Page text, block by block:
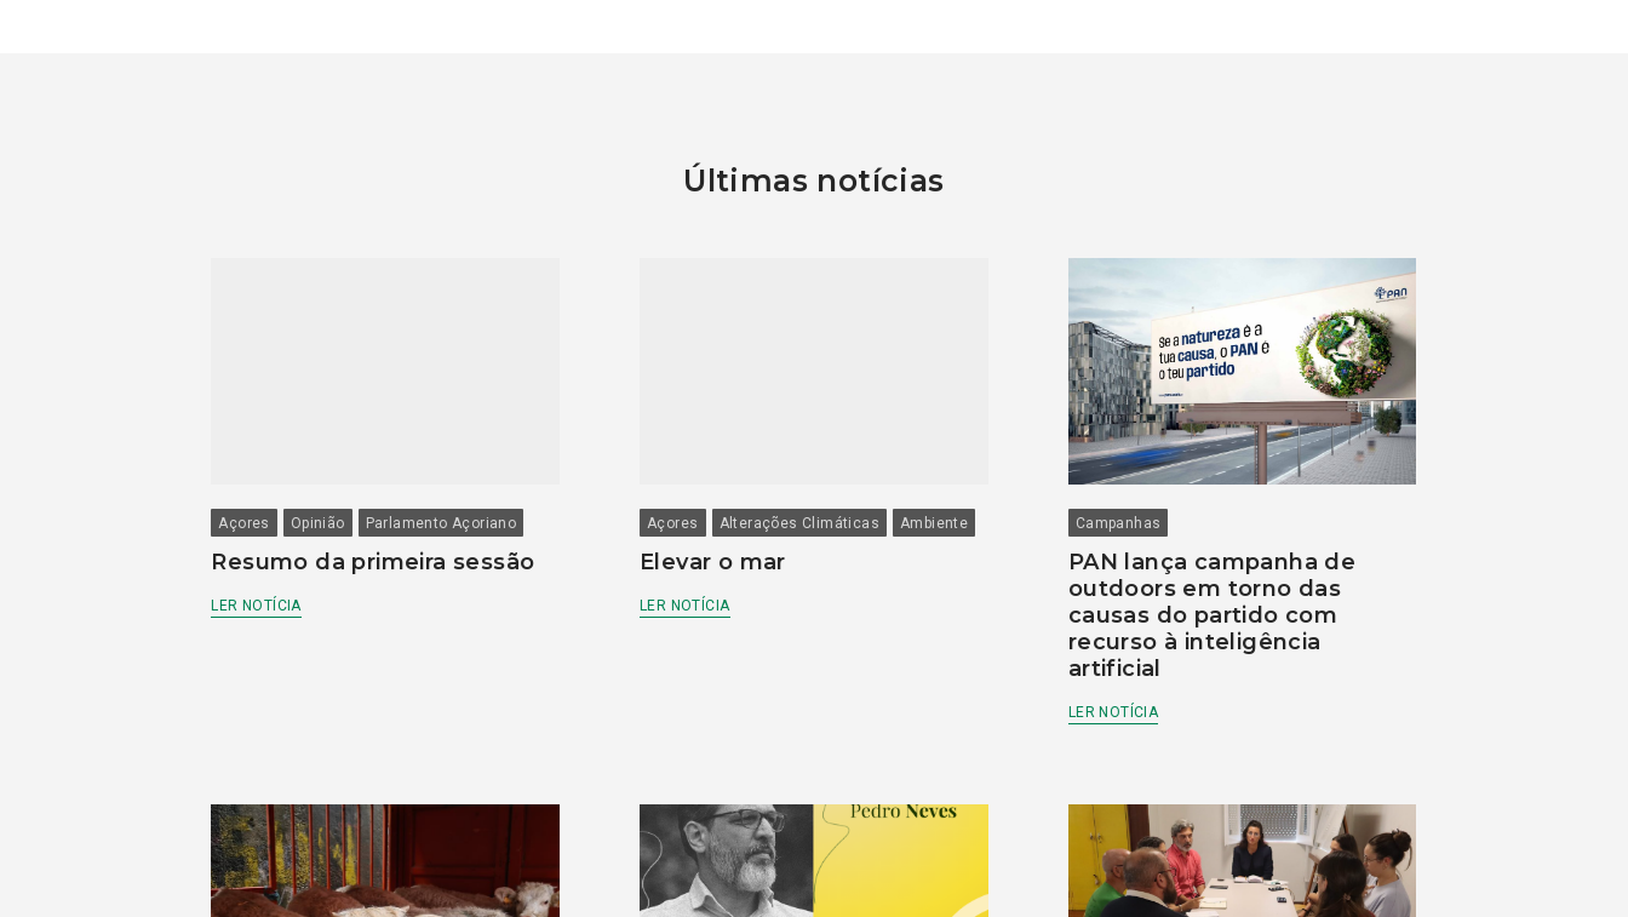
Últimas notícias
Açores Opinião Parlamento Açoriano
Resumo da primeira sessão
LER NOTÍCIA
Açores Alterações Climáticas Ambiente
Elevar o mar
LER NOTÍCIA
Campanhas
PAN lança campanha de
outdoors em torno das
causas do partido com
recurso à inteligência
artificial
LER NOTÍCIA